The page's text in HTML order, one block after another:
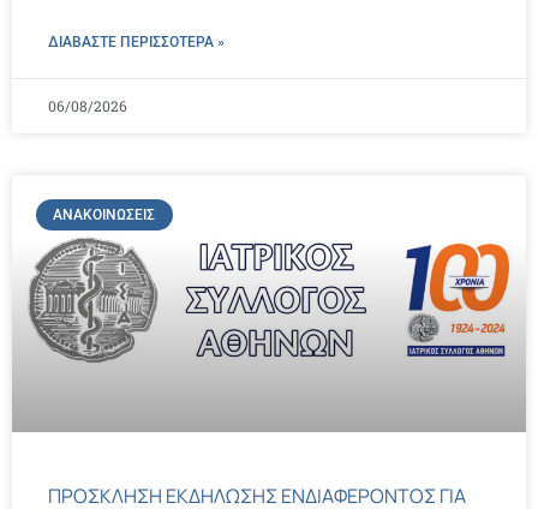
ΔΙΑΒΑΣΤΕ ΠΕΡΙΣΣΌΤΕΡΑ »
06/08/2026
ΑΝΑΚΟΙΝΏΣΕΙΣ
ΠΡΟΣΚΛΗΣΗ ΕΚΔΗΛΩΣΗΣ ΕΝΔΙΑΦΕΡΟΝΤΟΣ ΓΙΑ